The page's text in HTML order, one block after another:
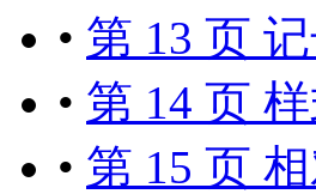
• 第 13 页
• 第 14 页
• 第 15 页